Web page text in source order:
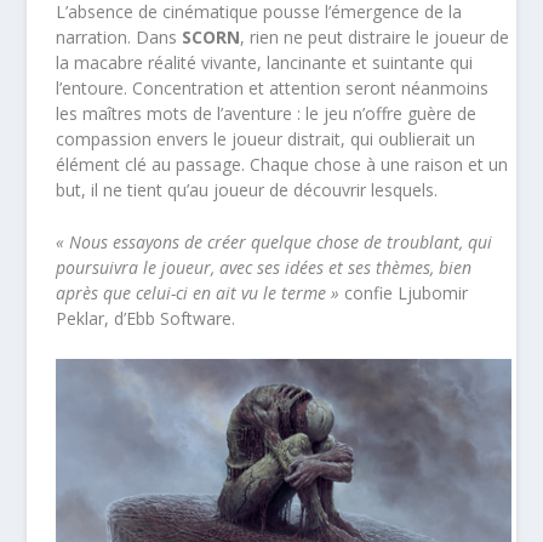
L’absence de cinématique pousse l’émergence de la
narration. Dans SCORN, rien ne peut distraire le joueur de
la macabre réalité vivante, lancinante et suintante qui
l’entoure. Concentration et attention seront néanmoins
les maîtres mots de l’aventure : le jeu n’offre guère de
compassion envers le joueur distrait, qui oublierait un
élément clé au passage. Chaque chose à une raison et un
but, il ne tient qu’au joueur de découvrir lesquels.
« Nous essayons de créer quelque chose de troublant, qui
poursuivra le joueur, avec ses idées et ses thèmes, bien
après que celui-ci en ait vu le terme » confie Ljubomir
Peklar, d’Ebb Software.